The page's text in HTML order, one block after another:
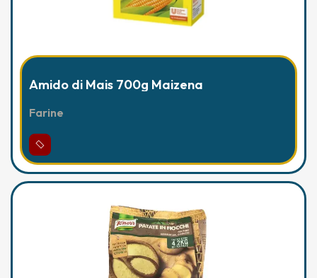
Amido di Mais 700g Maizena
Farine